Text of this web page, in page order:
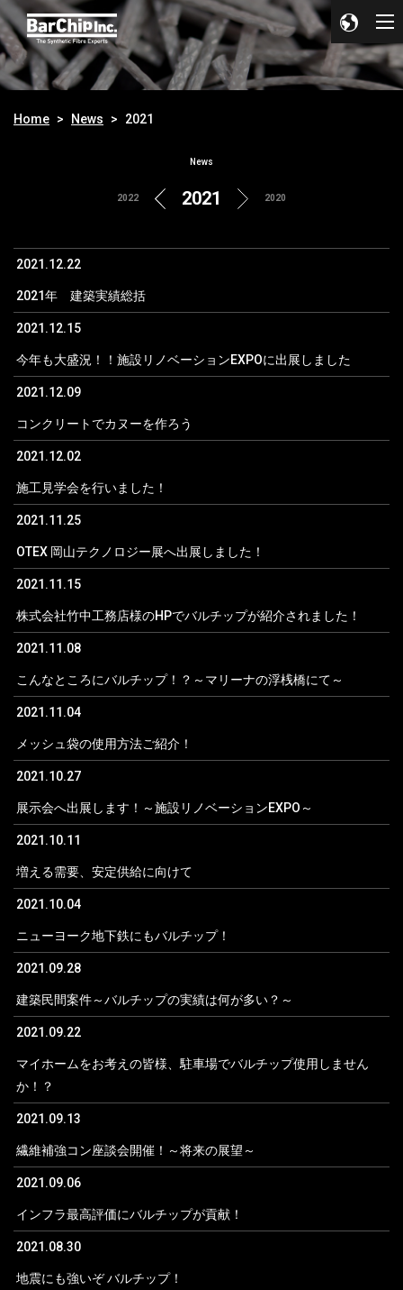
Home News 2021
News
2022 2021 2020
2021.12.22
2021年 建築実績総括
2021.12.15
今年も大盛況！！施設リノベーションEXPOに出展しました
2021.12.09
コンクリートでカヌーを作ろう
2021.12.02
施工見学会を行いました！
2021.11.25
OTEX 岡山テクノロジー展へ出展しました！
2021.11.15
株式会社竹中工務店様のHPでバルチップが紹介されました！
2021.11.08
こんなところにバルチップ！？～マリーナの浮桟橋にて～
2021.11.04
メッシュ袋の使用方法ご紹介！
2021.10.27
展示会へ出展します！～施設リノベーションEXPO～
2021.10.11
増える需要、安定供給に向けて
2021.10.04
ニューヨーク地下鉄にもバルチップ！
2021.09.28
建築民間案件～バルチップの実績は何が多い？～
2021.09.22
マイホームをお考えの皆様、駐車場でバルチップ使用しません
か！？
2021.09.13
繊維補強コン座談会開催！～将来の展望～
2021.09.06
インフラ最高評価にバルチップが貢献！
2021.08.30
地震にも強いぞ バルチップ！